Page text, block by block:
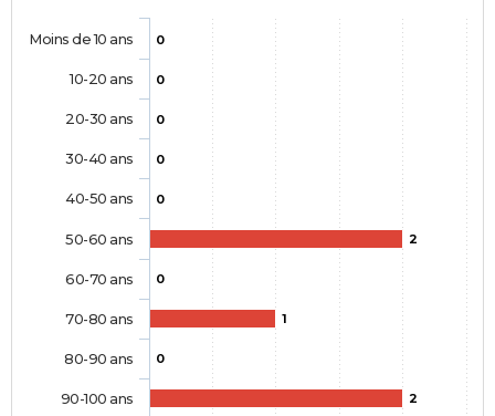
0
0
0
0
0
2
0
1
0
2
Moins de 10 ans
10-20 ans
20-30 ans
30-40 ans
40-50 ans
50-60 ans
60-70 ans
70-80 ans
80-90 ans
90-100 ans